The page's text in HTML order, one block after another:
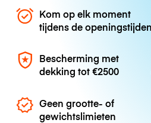
Kom op elk moment
tijdens de openingstijden
Bescherming met
dekking tot€2500
Geen grootte- of
gewichtslimieten